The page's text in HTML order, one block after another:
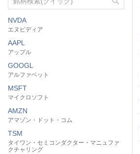
NVDA
エヌビディア
AAPL
アップル
GOOGL
アルファベット
MSFT
マイクロソフト
AMZN
アマゾン・ドット・コム
TSM
タイワン・セミコンダクター・マニュファ
クチャリング